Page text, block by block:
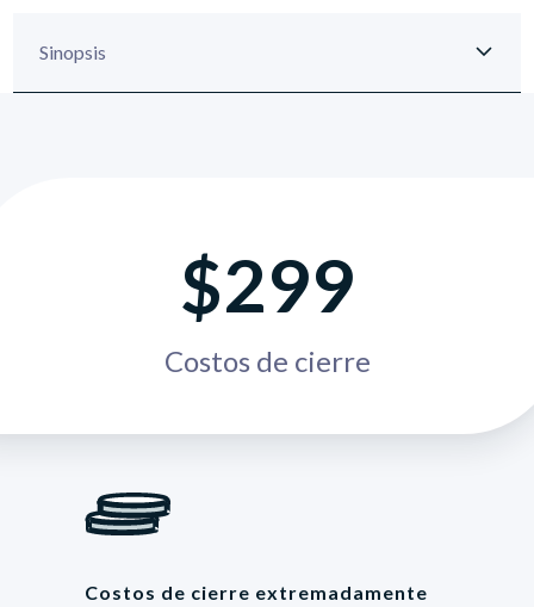
$299
Costos de cierre
Costos de cierre extremadamente